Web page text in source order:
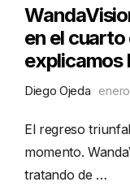
en el
explicamos
Diego Ojeda
El regreso
momento.
tratando de …